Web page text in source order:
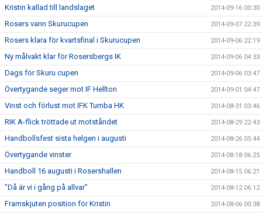
Kristin kallad till landslaget 2014-09-16 00:30
Rosers vann Skurucupen 2014-09-07 22:39
Rosers klara för kvartsfinal i Skurucupen 2014-09-06 22:19
Ny målvakt klar för Rosersbergs IK 2014-09-06 04:33
Dags för Skuru cupen 2014-09-06 03:47
Övertygande seger mot IF Hellton 2014-09-01 04:47
Vinst och förlust mot IFK Tumba HK 2014-08-31 03:46
RIK A-flick tröttade ut motståndet 2014-08-29 22:43
Handbollsfest sista helgen i augusti 2014-08-26 05:44
Övertygande vinster 2014-08-18 06:25
Handboll 16 augusti i Rosershallen 2014-08-15 06:21
"Då är vi i gång på allvar" 2014-08-12 06:12
Framskjuten position för Kristin 2014-08-06 00:38